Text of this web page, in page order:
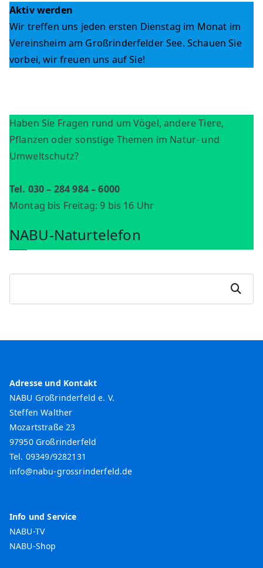
Aktiv werden
Wir treffen uns jeden ersten Dienstag im Monat im
Vereinsheim am Großrinderfelder See. Schauen Sie
vorbei, wir freuen uns auf Sie!
Haben Sie Fragen rund um Vögel, andere Tiere,
Pflanzen oder sonstige Themen im Natur- und
Umweltschutz?
Tel. 030 – 284 984 – 6000
Montag bis Freitag: 9 bis 16 Uhr
NABU-Naturtelefon
e
Suchen
Adresse und Kontakt
NABU Großrinderfeld e. V.
Steffen Walther
Mozartstraße 23
97950 Großrinderfeld
Tel. 09349/9282131
info@nabu-grossrinderfeld.de
Info und Service
NABU-TV
NABU-Shop